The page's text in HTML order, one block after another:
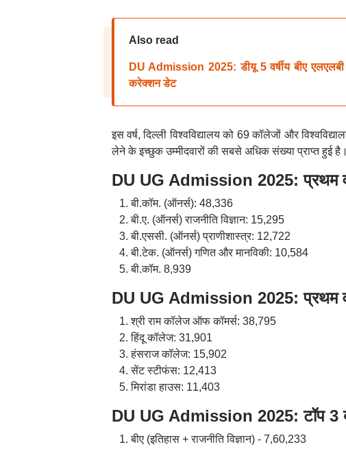
Also read
DU Admission 2025: डीयू 5 वर्षीय बीए
करेक्शन डेट
इस वर्ष, दिल्ली विश्वविद्यालय को 69 कॉलेजों और
लेने के इच्छुक उम्मीदवारों की सबसे अधिक संख्या प्राप्त हुई है।
DU UG Admission 2025: प्रथम
बी.कॉम. (ऑनर्स): 48,336
बी.ए. (ऑनर्स) राजनीति विज्ञान: 15,295
बी.एससी. (ऑनर्स) प्राणीशास्त्र: 12,722
बी.टेक. (ऑनर्स) गणित और मानविकी: 10,584
बी.कॉम. 8,939
DU UG Admission 2025: प्रथम
श्री राम कॉलेज ऑफ कॉमर्स: 38,795
हिंदू कॉलेज: 31,901
हंसराज कॉलेज: 15,902
सेंट स्टीफंस: 12,413
मिरांडा हाउस: 11,403
DU UG Admission 2025: टॉप 3
बीए (इतिहास + राजनीति विज्ञान) - 7,60,233